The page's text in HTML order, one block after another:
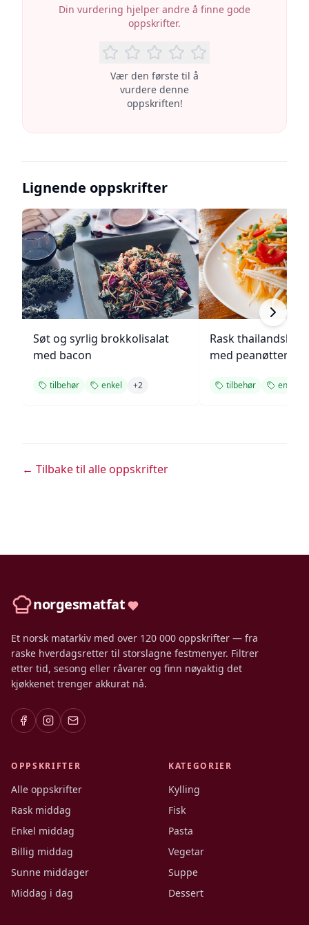
Din vurdering hjelper andre å finne gode
oppskrifter.
Vær den første til å
vurdere denne
oppskriften!
Lignende oppskrifter
Søt og syrlig brokkolisalat
med bacon
tilbehør enkel +2
Rask thailandsk
med peanøtter
tilbehør enkel
← Tilbake til alle oppskrifter
norgesmatfat
Et norsk matarkiv med over 120 000 oppskrifter — fra
raske hverdagsretter til storslagne festmenyer. Filtrer
etter tid, sesong eller råvarer og finn nøyaktig det
kjøkkenet trenger akkurat nå.
OPPSKRIFTER
Alle oppskrifter
Rask middag
Enkel middag
Billig middag
Sunne middager
Middag i dag
KATEGORIER
Kylling
Fisk
Pasta
Vegetar
Suppe
Dessert